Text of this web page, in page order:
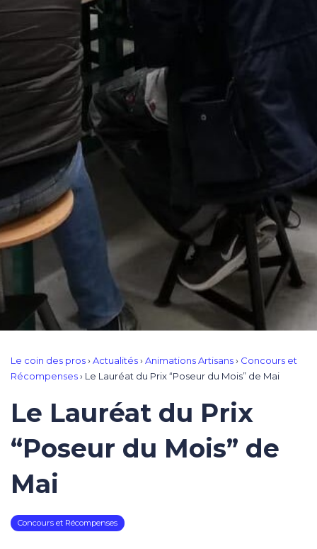
Le coin des pros› Actualités› Animations Artisans› Concours et
Récompenses› Le Lauréat du Prix “Poseur du Mois” de Mai
Le Lauréat du Prix
“Poseur du Mois” de
Mai
Concours et Récompenses